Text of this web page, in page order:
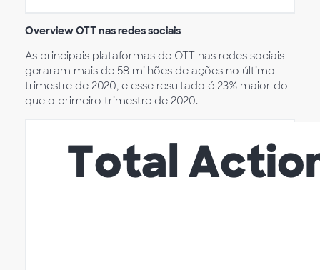
Overview OTT nas redes sociais
As principais plataformas de OTT nas redes sociais
geraram mais de 58 milhões de ações no último
trimestre de 2020, e esse resultado é 23% maior do
que o primeiro trimestre de 2020.